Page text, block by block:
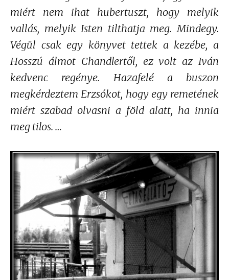
miért nem ihat hubertuszt, hogy melyik
vallás, melyik Isten tilthatja meg. Mindegy.
Végül csak egy könyvet tettek a kezébe, a
Hosszú álmot Chandlertől, ez volt az Iván
kedvenc regénye. Hazafelé a buszon
megkérdeztem Erzsókot, hogy egy remetének
miért szabad olvasni a föld alatt, ha innia
meg tilos. …